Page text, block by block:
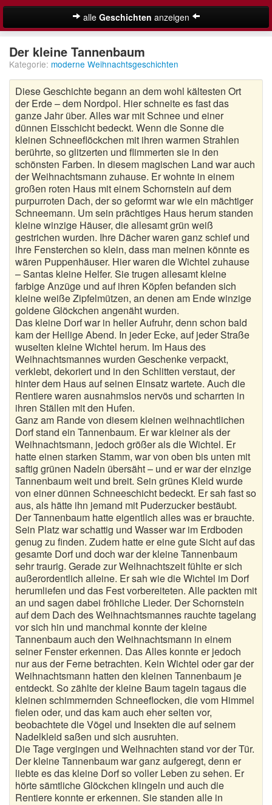
alle Geschichten anzeigen
Adventsgeschichten
Besinnliche Weihnachtsgeschichten
Kurze Weihnachtsgeschichten
Lustige Weihnachtsgeschichten
Moderne Weihnachtsgeschichten
Weihnachtsgeschichten für Kinder
Weihnachtsmärchen
Adventskalender
Suche
Der kleine Tannenbaum
Kategorie: moderne Weihnachtsgeschichten
Diese Geschichte begann an dem wohl kältesten Ort
der Erde – dem Nordpol. Hier schneite es fast das
ganze Jahr über. Alles war mit Schnee und einer
dünnen Eisschicht bedeckt. Wenn die Sonne die
kleinen Schneeflöckchen mit ihren warmen Strahlen
berührte, so glitzerten und flimmerten sie in den
schönsten Farben. In diesem magischen Land war auch
der Weihnachtsmann zuhause. Er wohnte in einem
großen roten Haus mit einem Schornstein auf dem
purpurroten Dach, der so geformt war wie ein mächtiger
Schneemann. Um sein prächtiges Haus herum standen
kleine winzige Häuser, die allesamt grün weiß
gestrichen wurden. Ihre Dächer waren ganz schief und
ihre Fensterchen so klein, dass man meinen könnte es
wären Puppenhäuser. Hier waren die Wichtel zuhause
– Santas kleine Helfer. Sie trugen allesamt kleine
farbige Anzüge und auf ihren Köpfen befanden sich
kleine weiße Zipfelmützen, an denen am Ende winzige
goldene Glöckchen angenäht wurden.
Das kleine Dorf war in heller Aufruhr, denn schon bald
kam der Heilige Abend. In jeder Ecke, auf jeder Straße
wuselten kleine Wichtel herum. Im Haus des
Weihnachtsmannes wurden Geschenke verpackt,
verklebt, dekoriert und in den Schlitten verstaut, der
hinter dem Haus auf seinen Einsatz wartete. Auch die
Rentiere waren ausnahmslos nervös und scharrten in
ihren Ställen mit den Hufen.
Ganz am Rande von diesem kleinen weihnachtlichen
Dorf stand ein Tannenbaum. Er war kleiner als der
Weihnachtsmann, jedoch größer als die Wichtel. Er
hatte einen starken Stamm, war von oben bis unten mit
saftig grünen Nadeln übersäht – und er war der einzige
Tannenbaum weit und breit. Sein grünes Kleid wurde
von einer dünnen Schneeschicht bedeckt. Er sah fast so
aus, als hätte ihn jemand mit Puderzucker bestäubt.
Der Tannenbaum hatte eigentlich alles was er brauchte.
Sein Platz war schattig und Wasser war im Erdboden
genug zu finden. Zudem hatte er eine gute Sicht auf das
gesamte Dorf und doch war der kleine Tannenbaum
sehr traurig. Gerade zur Weihnachtszeit fühlte er sich
außerordentlich alleine. Er sah wie die Wichtel im Dorf
herumliefen und das Fest vorbereiteten. Alle packten mit
an und sagen dabei fröhliche Lieder. Der Schornstein
auf dem Dach des Weihnachtsmannes rauchte tagelang
vor sich hin und manchmal konnte der kleine
Tannenbaum auch den Weihnachtsmann in einem
seiner Fenster erkennen. Das Alles konnte er jedoch
nur aus der Ferne betrachten. Kein Wichtel oder gar der
Weihnachtsmann hatten den kleinen Tannenbaum je
entdeckt. So zählte der kleine Baum tagein tagaus die
kleinen schimmernden Schneeflocken, die vom Himmel
fielen oder, und das kam auch eher selten vor,
beobachtete die Vögel und Insekten die auf seinem
Nadelkleid saßen und sich ausruhten.
Die Tage vergingen und Weihnachten stand vor der Tür.
Der kleine Tannenbaum war ganz aufgeregt, denn er
liebte es das kleine Dorf so voller Leben zu sehen. Er
hörte sämtliche Glöckchen klingeln und auch die
Rentiere konnte er erkennen. Sie standen alle in